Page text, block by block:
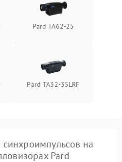
Pard TA62-25
Pard TA32-35LRF
синхроимпульсов на
Pard